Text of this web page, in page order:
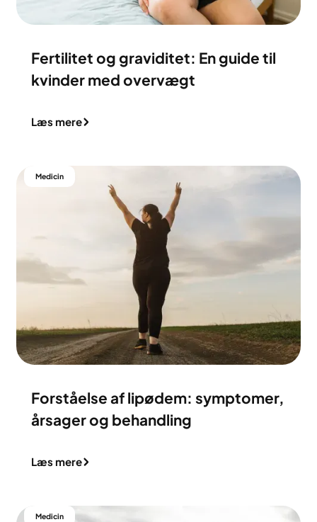
Fertilitet og graviditet: En guide til
kvinder med overvægt
Læs mere
Medicin
Forståelse af lipødem: symptomer,
årsager og behandling
Læs mere
Medicin